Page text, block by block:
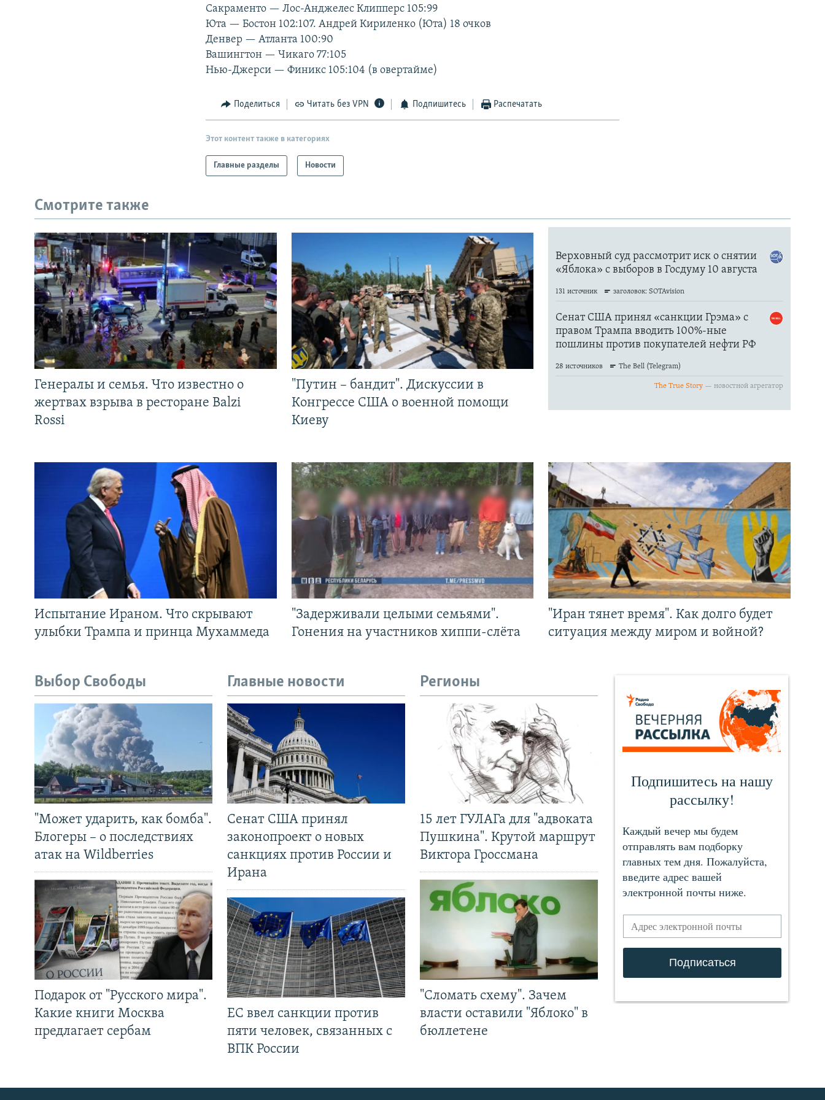
Сакраменто — Лос-Анджелес Клипперс 105:99
Юта — Бостон 102:107. Андрей Кириленко (Юта) 18 очков
Денвер — Атланта 100:90
Вашингтон — Чикаго 77:105
Нью-Джерси — Финикс 105:104 (в овертайме)
Поделиться Читать без VPN Подпишитесь Распечатать
Этот контент также в категориях
Главные разделы Новости
Смотрите также
Генералы и семья. Что известно о
жертвах взрыва в ресторане Balzi
Rossi
"Путин – бандит". Дискуссии в
Конгрессе США о военной помощи
Киеву
Испытание Ираном. Что скрывают
улыбки Трампа и принца Мухаммеда
"Задерживали целыми семьями".
Гонения на участников хиппи-слёта
"Иран тянет время". Как долго будет
ситуация между миром и войной?
Выбор Свободы
"Может ударить, как бомба".
Блогеры – о последствиях
атак на Wildberries
Подарок от "Русского мира".
Какие книги Москва
предлагает сербам
Главные новости
Сенат США принял
законопроект о новых
санкциях против России и
Ирана
ЕС ввел санкции против
пяти человек, связанных с
ВПК России
Регионы
15 лет ГУЛАГа для "адвоката
Пушкина". Крутой маршрут
Виктора Гроссмана
"Сломать схему". Зачем
власти оставили "Яблоко" в
бюллетене